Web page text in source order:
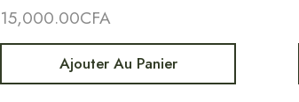
15,000.00CFA
Ajouter Au Panier